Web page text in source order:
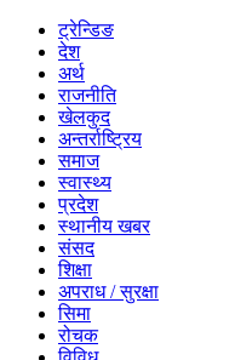
ट्रेन्डिङ
देश
अर्थ
राजनीति
खेलकुद
अन्तर्राष्ट्रिय
समाज
स्वास्थ्य
प्रदेश
स्थानीय खबर
संसद
शिक्षा
अपराध / सुरक्षा
सिमा
रोचक